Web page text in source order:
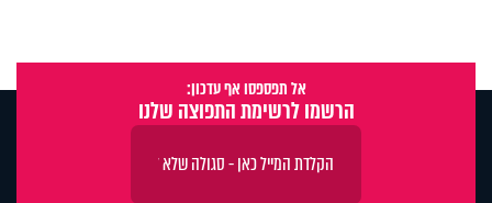
אל תפספסו אף עדכון:
הרשמו לרשימת התפוצה שלנו